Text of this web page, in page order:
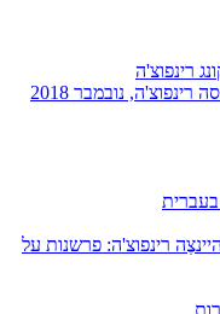
רינפוצ'ה
נובמבר 2018
רינפוצ'ה: פרשנות על